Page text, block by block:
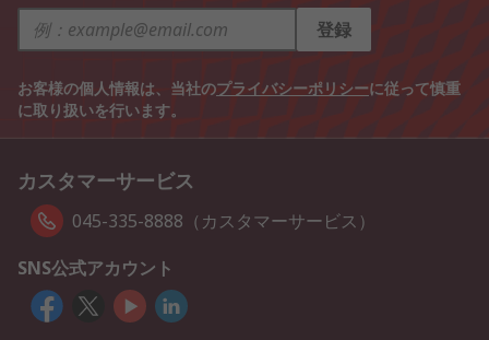
登録
お客様の個人情報は、当社のプライバシーポリシーに従って慎重
に取り扱いを行います。
カスタマーサービス
045-335-8888（カスタマーサービス）
SNS公式アカウント